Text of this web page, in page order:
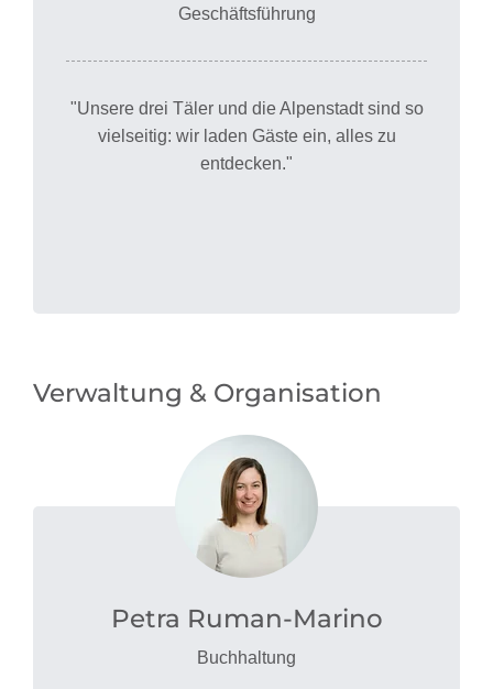
Geschäftsführung
"Unsere drei Täler und die Alpenstadt sind so
vielseitig: wir laden Gäste ein, alles zu
entdecken."
Verwaltung & Organisation
Petra Ruman-Marino
Buchhaltung